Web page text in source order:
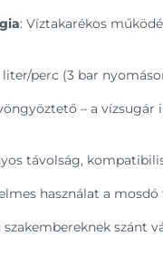
: Víztakarékos
liter/perc (3 bar
– a vízsugár
távolság,
használat a
szakembereknek szánt